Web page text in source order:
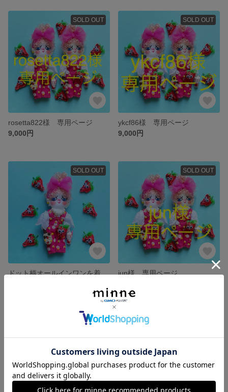
SOLD OUT
rosetta822様 専用ページ
9,000円
SOLD OUT
ykcf86様 専用ページ
9,000円
SOLD OUT
ドット柄オールインワンを着たcopi ドールチャーム
SOLD OUT
jun様 専用ページ
SOLD OUT